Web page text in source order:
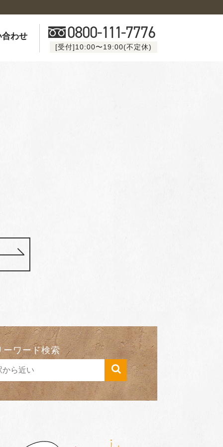
わせ 0800-111-7776
[受付]10:00〜19:00(不定休)
ーワード検索